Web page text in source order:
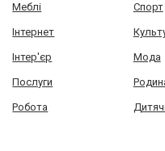
Меблі Спорт
Інтернет
Інтер'єр Мода
Послуги
Робота